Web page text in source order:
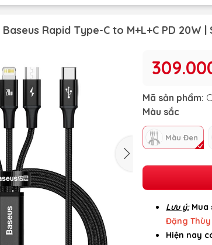
Rapid Type-C to M+L+C PD 20W
Mã sản phẩm:
Màu sắc
Màu Đen
Lưu ý: Mua
Đặng Thùy
Hiện nay